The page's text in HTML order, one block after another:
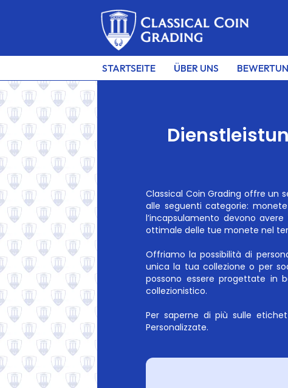
STARTSEITE ÜBER UNS
Classical Coin Grading offre un
alle seguenti categorie:
l’incapsulamento devono
ottimale delle tue monete nel
Offriamo la possibilità di
unica la tua collezione o per
possono essere progettate in
collezionistico.
Per saperne di più sulle
Personalizzate.